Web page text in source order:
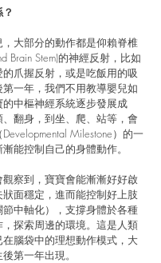
大部分的動作都是仰賴脊椎
Brain Stem)的神經反射，比如
爪握反射，或是吃飯用的吸
一年，我們不用教導嬰兒如
中樞神經系統逐步發展成
翻身，到坐、爬、站等，會
Milestone）的一
能控制自己的身體動作。
察到，寶寶會能漸漸好好啟
面穩定，進而能控制好上肢
中軸化），支撐身體於各種
探索周邊的環境。這是人類
腦袋中的理想動作模式，大
第一年出現。